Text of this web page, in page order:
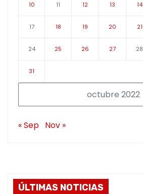
octubre 2022
10 11 12 13 14
17 18 19 20 21
24 25 26 27 28
31
« Sep Nov »
ÚLTIMAS NOTICIAS